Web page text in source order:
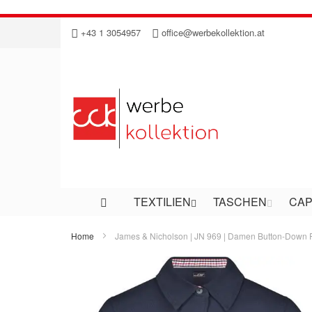
Direkt
Inhalt
+43 1 3054957 office@werbekollektion.at
TEXTILIEN TASCHEN
Home James & Nicholson | JN 969 | Damen Button-Down
Bildergalerie